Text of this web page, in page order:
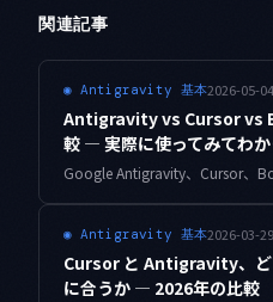
関連記事
◉ Antigravity 基本2026-05-04
Antigravity vs Cursor vs
較 — 実際に使ってみてわ
◉ Antigravity 基本2026-03-29
Cursor と Antigravity、ど
に合うか — 2026年の比較